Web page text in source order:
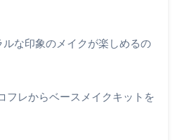
な印象のメイクが楽しめるの
フレからベースメイクキットを